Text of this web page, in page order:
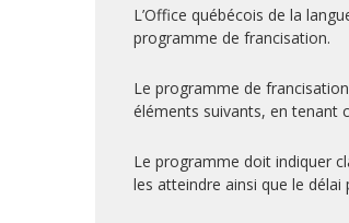
L’Office québécois de la
programme de francisation.
Le programme de
éléments suivants, en tenant
Le programme doit indiquer
les atteindre ainsi que le délai